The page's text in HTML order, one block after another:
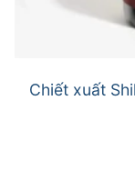
Chiết xuất